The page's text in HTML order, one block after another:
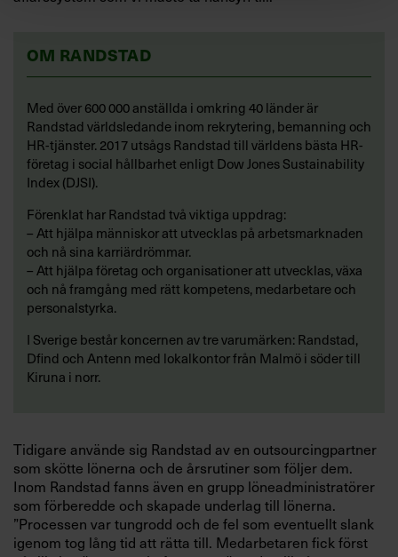
OM RANDSTAD
Med över 600 000 anställda i omkring 40 länder är
Randstad världsledande inom rekrytering, bemanning och
HR-tjänster. 2017 utsågs Randstad till världens bästa HR-
företag i social hållbarhet enligt Dow Jones Sustainability
Index (DJSI).
Förenklat har Randstad två viktiga uppdrag:
– Att hjälpa människor att utvecklas på arbetsmarknaden
och nå sina karriärdrömmar.
– Att hjälpa företag och organisationer att utvecklas, växa
och nå framgång med rätt kompetens, medarbetare och
personalstyrka.
I Sverige består koncernen av tre varumärken: Randstad,
Dfind och Antenn med lokalkontor från Malmö i söder till
Kiruna i norr.
Tidigare använde sig Randstad av en outsourcingpartner
som skötte lönerna och de årsrutiner som följer dem.
Inom Randstad fanns även en grupp löneadministratörer
som förberedde och skapade underlag till lönerna.
”Processen var tungrodd och de fel som eventuellt slank
igenom tog lång tid att rätta till. Medarbetaren fick först